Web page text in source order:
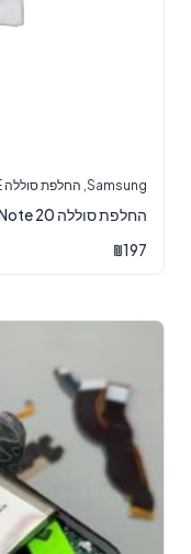
Samsung
, החלפת סוללה Samsung NOTE
‏החלפת סוללה Samsung Galaxy Note 20 סמסונג
₪197